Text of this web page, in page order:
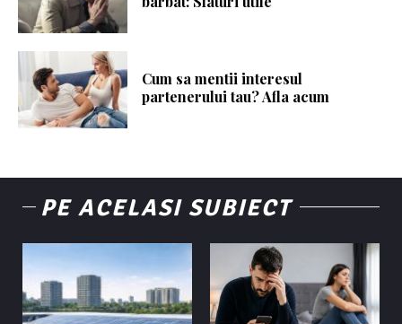
Cum sa mentii interesul
partenerului tau? Afla acum
PE ACELASI SUBIECT